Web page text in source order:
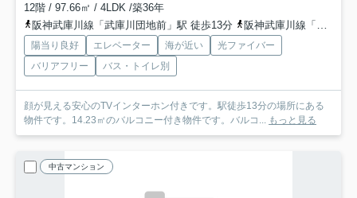
12階 / 97.66㎡ / 4LDK /築36年
阪神武庫川線「武庫川団地前」駅 徒歩13分
阪神武庫川線「洲先」駅 徒歩16分
陽当り良好 エレベーター 海が近い
光ファイバー
バリアフリー
バス・トイレ別
顔が見える安心のTVインターホン付きです。駅徒歩13分の場所にある
物件です。14.23㎡のバルコニー付き物件です。バルコ... もっと見る
中古マンション